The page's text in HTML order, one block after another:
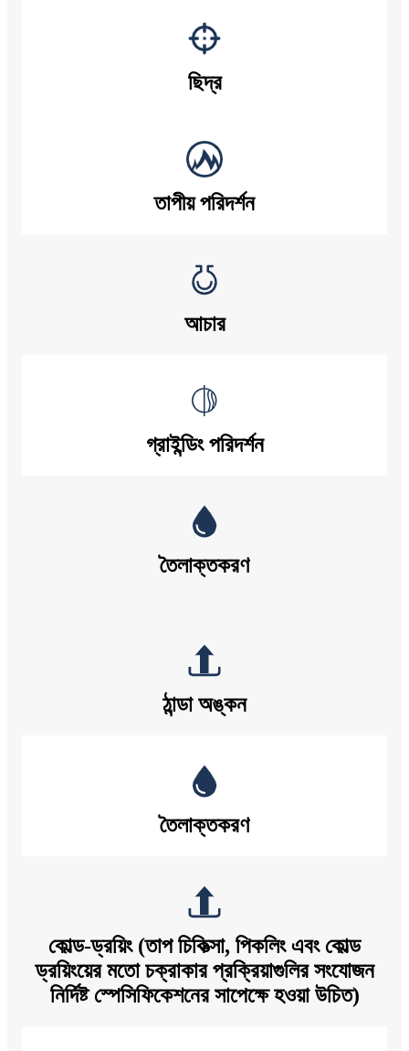
ছিদ্র
তাপীয় পরিদর্শন
আচার
গ্রাইন্ডিং পরিদর্শন
তৈলাক্তকরণ
ঠান্ডা অঙ্কন
তৈলাক্তকরণ
কোল্ড-ড্রয়িং (তাপ চিকিত্সা, পিকলিং এবং কোল্ড
ড্রয়িংয়ের মতো চক্রাকার প্রক্রিয়াগুলির সংযোজন
নির্দিষ্ট স্পেসিফিকেশনের সাপেক্ষে হওয়া উচিত)